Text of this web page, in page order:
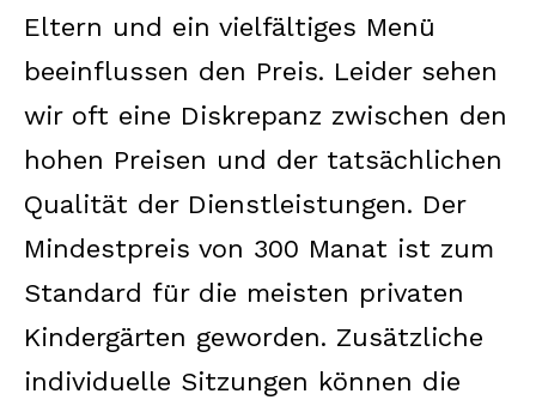
Eltern und ein vielfältiges Menü
beeinflussen den Preis. Leider sehen
wir oft eine Diskrepanz zwischen den
hohen Preisen und der tatsächlichen
Qualität der Dienstleistungen. Der
Mindestpreis von 300 Manat ist zum
Standard für die meisten privaten
Kindergärten geworden. Zusätzliche
individuelle Sitzungen können die